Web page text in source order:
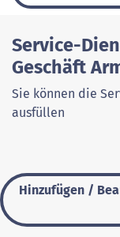
Service-
Geschäft
Sie können die
ausfüllen
Hinzufügen /